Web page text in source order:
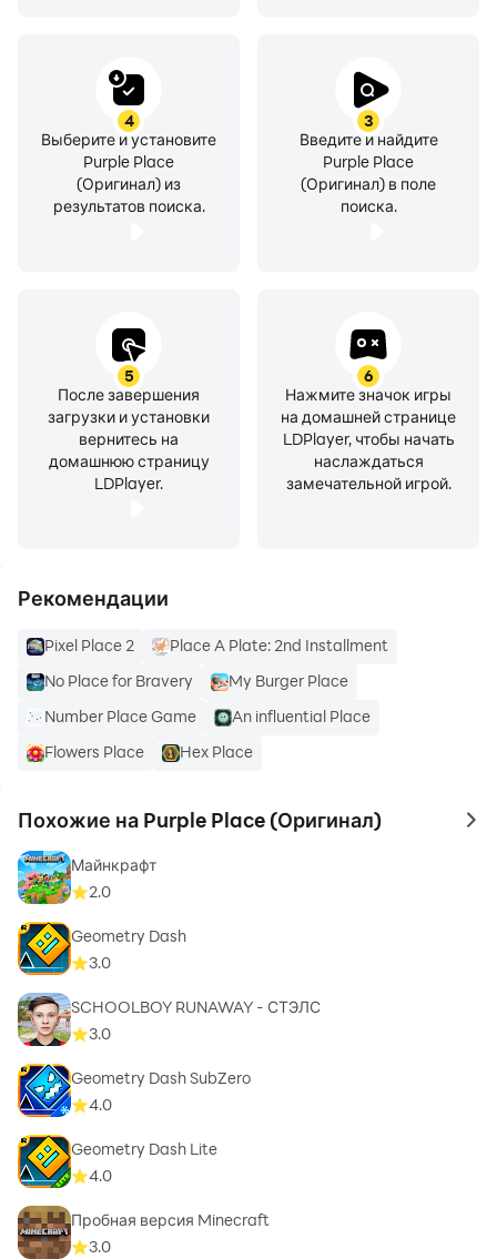
3
Введите и найдите
Purple Place
(Оригинал) в поле
поиска.
4
Выберите и установите
Purple Place
(Оригинал) из
результатов поиска.
5
После завершения
загрузки и установки
вернитесь на
домашнюю страницу
LDPlayer.
6
Нажмите значок игры
на домашней странице
LDPlayer, чтобы начать
наслаждаться
замечательной игрой.
Рекомендации
Pixel Place 2
Place A Plate: 2nd Installment
No Place for Bravery
My Burger Place
Number Place Game
An influential Place
Flowers Place
Hex Place
Похожие на Purple Place (Оригинал) to
Майнкрафт
2.0
Geometry Dash
3.0
SCHOOLBOY RUNAWAY - СТЭЛС
3.0
Geometry Dash SubZero
4.0
Geometry Dash Lite
4.0
Пробная версия Minecraft
3.0